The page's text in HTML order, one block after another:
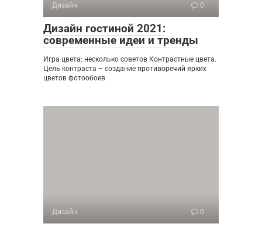
Дизайн 0
Дизайн гостиной 2021:
современные идеи и тренды
Игра цвета: несколько советов Контрастные цвета.
Цель контраста – создание противоречий ярких
цветов фотообоев
Дизайн 0